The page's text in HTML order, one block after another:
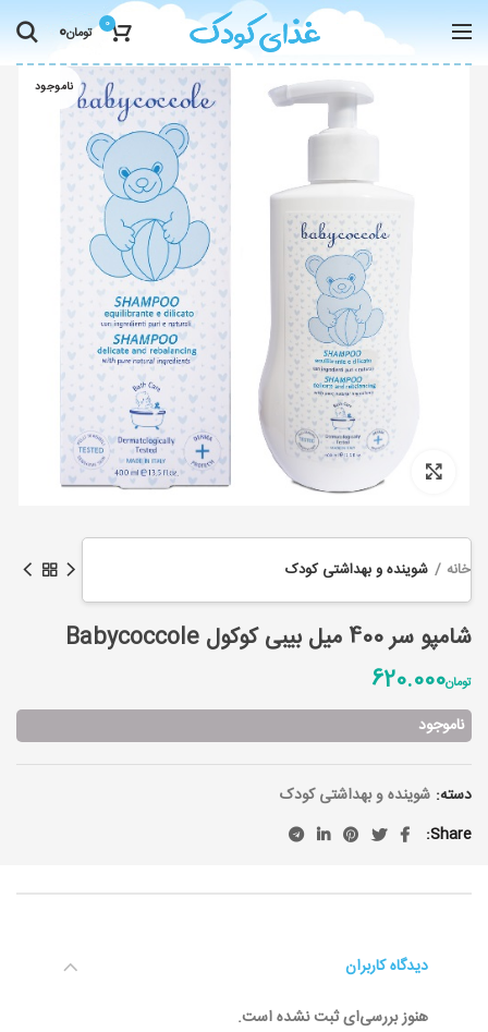
0 تومان0
ناموجود
خانه شوینده و بهداشتی کودک
شامپو سر 400 میل بیبی کوکول Babycoccole
تومان620.000
ناموجود
دسته: شوینده و بهداشتی کودک
Share
دیدگاه کاربران
هنوز بررسی‌ای ثبت نشده است.